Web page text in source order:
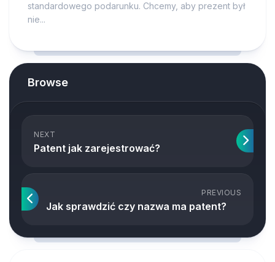
standardowego podarunku. Chcemy, aby prezent był
nie...
Browse
NEXT
Patent jak zarejestrować?
PREVIOUS
Jak sprawdzić czy nazwa ma patent?